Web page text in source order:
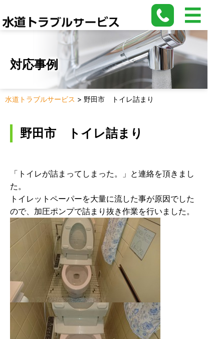
対応事例
水道トラブルサービス > 野田市 トイレ詰まり
野田市 トイレ詰まり
「トイレが詰まってしまった。」と連絡を頂きまし
た。
トイレットペーパーを大量に流した事が原因でした
ので、加圧ポンプで詰まり抜き作業を行いました。